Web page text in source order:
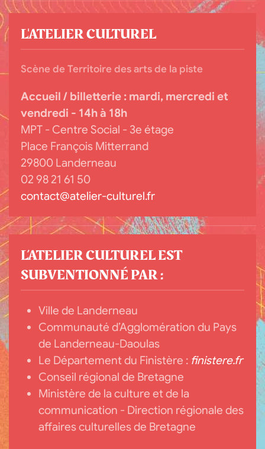
L'ATELIER CULTUREL
Scène de Territoire des arts de la piste
Accueil / billetterie : mardi, mercredi et
vendredi - 14h à 18h
MPT - Centre Social - 3e étage
Place François Mitterrand
29800 Landerneau
02 98 21 61 50
contact@atelier-culturel.fr
L’ATELIER CULTUREL EST
SUBVENTIONNÉ PAR :
Ville de Landerneau
Communauté d’Agglomération du Pays
de Landerneau-Daoulas
Le Département du Finistère : finistere.fr
Conseil régional de Bretagne
Ministère de la culture et de la
communication - Direction régionale des
affaires culturelles de Bretagne